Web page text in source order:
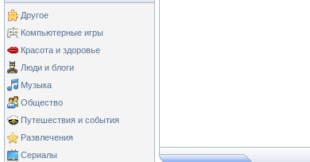
Другое
Компьютерные игры
Красота и здоровье
Люди и блоги
Музыка
Общество
Путешествия и события
Развлечения
Сериалы